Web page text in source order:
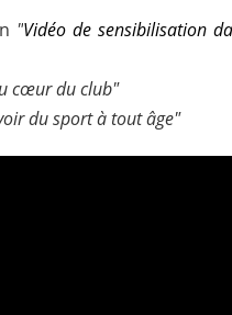
"Vidéo de sensibilisation
cœur du club"
du sport à tout âge"